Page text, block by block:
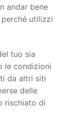
andar bene
utilizzi
tuo sia
le condizioni
da altri siti
delle
rischiato di